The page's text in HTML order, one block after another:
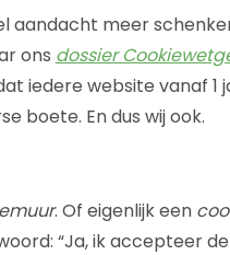
aandacht meer
ons dossier
iedere website vanaf 1
boete. En dus wij ook.
. Of eigenlijk een
“Ja, ik accepteer de